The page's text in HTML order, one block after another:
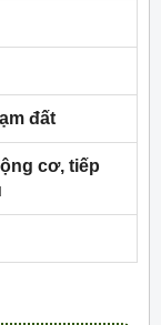
đất
cơ, tiếp